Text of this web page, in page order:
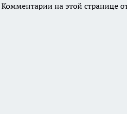
Комментарии на этой странице